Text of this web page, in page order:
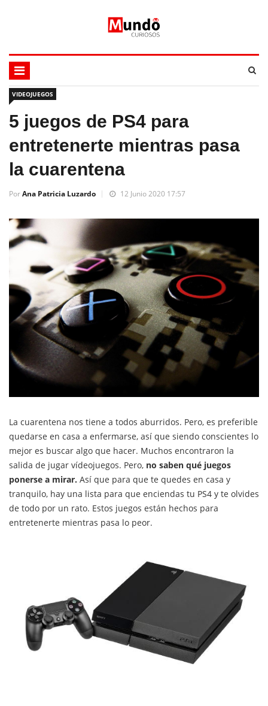
VIDEOJUEGOS
5 juegos de PS4 para
entretenerte mientras pasa
la cuarentena
PorAna Patricia Luzardo 12 Junio 2020 17:57
La cuarentena nos tiene a todos aburridos. Pero, es preferible
quedarse en casa a enfermarse, así que siendo conscientes lo
mejor es buscar algo que hacer. Muchos encontraron la
salida de jugar vídeojuegos. Pero, no saben qué juegos
ponerse a mirar. Así que para que te quedes en casa y
tranquilo, hay una lista para que enciendas tu PS4 y te olvides
de todo por un rato. Estos juegos están hechos para
entretenerte mientras pasa lo peor.